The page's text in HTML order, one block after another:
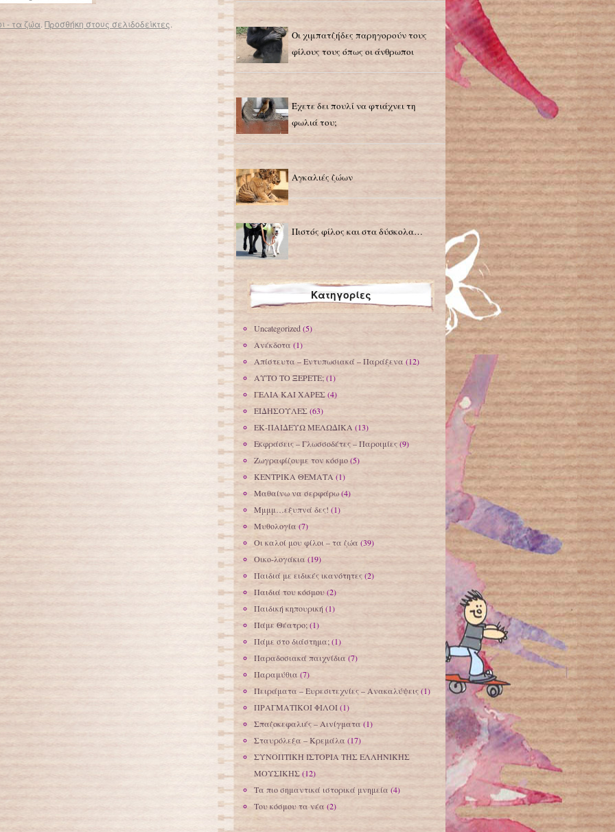
- τα ζώα Προσθήκη στους σελιδοδείκτες.
Οι χιμπατζήδες παρηγορούν τους
φίλους τους όπως οι άνθρωποι
Έχετε δει πουλί να φτιάχνει τη
φωλιά του;
Αγκαλιές ζώων
Πιστός φίλος και στα δύσκολα…
Κατηγορίες
Uncategorized(5)
Ανέκδοτα (1)
Απίστευτα – Εντυπωσιακά – Παράξενα (12)
ΑΥΤΟ ΤΟ ΞΕΡΕΤΕ;(1)
ΓΕΛΙΑ ΚΑΙ ΧΑΡΕΣ(4)
ΕΙΔΗΣΟΥΛΕΣ(63)
ΕΚ-ΠΑΙΔΕΥΩ ΜΕΛΩΔΙΚΑ(13)
Εκφράσεις – Γλωσσοδέτες – Παροιμίες(9)
Ζωγραφίζουμε τον κόσμο(5)
ΚΕΝΤΡΙΚΑ ΘΕΜΑΤΑ (1)
Μαθαίνω να σερφάρω(4)
Μμμμ…εξυπνά δες! (1)
Μυθολογία (7)
Οι καλοί μου φίλοι – τα ζώα (39)
Οικο-λογάκια (19)
Παιδιά με ειδικές ικανότητες(2)
Παιδιά του κόσμου(2)
Παιδική κηπουρική (1)
Πάμε Θέατρο;(1)
Πάμε στο διάστημα;(1)
Παραδοσιακά παιχνίδια (7)
Παραμύθια (7)
Πειράματα – Ευρεσιτεχνίες – Ανακαλύψεις(1)
ΠΡΑΓΜΑΤΙΚΟΙ ΦΙΛΟΙ(1)
Σπαζοκεφαλιές – Αινίγματα (1)
Σταυρόλεξα – Κρεμάλα (17)
ΣΥΝΟΠΤΙΚΗ ΙΣΤΟΡΙΑ ΤΗΣ ΕΛΛΗΝΙΚΗΣ
ΜΟΥΣΙΚΗΣ(12)
Τα πιο σημαντικά ιστορικά μνημεία (4)
Του κόσμου τα νέα (2)